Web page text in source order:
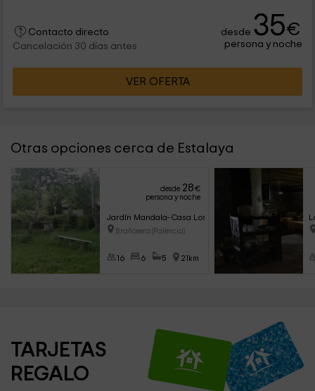
Contacto directo
Cancelación 30 días antes
desde 35€
persona y noche
VER OFERTA
Otras opciones cerca de Estalaya
desde 28€
persona y noche
Jardín Mandala- Casa Los Otoños
Brañosera (Palencia)
16 6 5 21km
TARJETAS
REGALO